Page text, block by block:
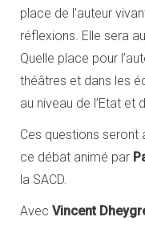
place de l’auteur
réflexions. Elle sera
Quelle place pour
théâtres et dans les
au niveau de l’Etat
Ces questions seront
ce débat animé par
la SACD.
Avec Vincent